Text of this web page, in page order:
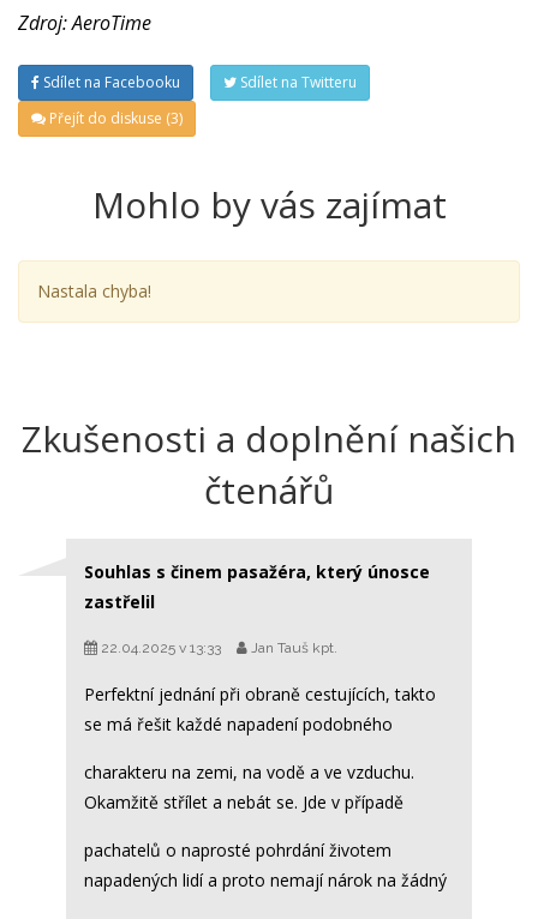
Zdroj: AeroTime
Sdílet na Facebooku
Sdílet na Twitteru
Přejít do diskuse (3)
Mohlo by vás zajímat
Nastala chyba!
Zkušenosti a doplnění našich
čtenářů
Souhlas s činem pasažéra, který únosce
zastřelil
22.04.2025 v 13:33 Jan Tauš kpt.
Perfektní jednání při obraně cestujících, takto
se má řešit každé napadení podobného
charakteru na zemi, na vodě a ve vzduchu.
Okamžitě střílet a nebát se. Jde v případě
pachatelů o naprosté pohrdání životem
napadených lidí a proto nemají nárok na žádný